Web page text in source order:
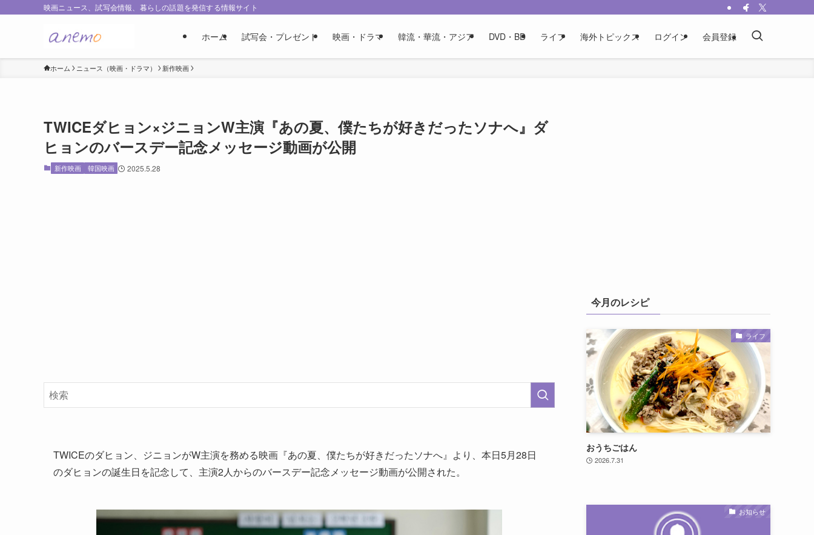
映画ニュース、試写会情報、暮らしの話題を発信する情報サイト
ホーム 試写会・プレゼント 映画・ドラマ 韓流・華流・アジア DVD・BD ライフ 海外トピックス ログイン 会員登録
ホーム ニュース（映画・ドラマ） 新作映画
TWICEダヒョン×ジニョンW主演『あの夏、僕たちが好きだったソナへ』ダ
ヒョンのバースデー記念メッセージ動画が公開
新作映画 韓国映画 2025.5.28
TWICEのダヒョン、ジニョンがW主演を務める映画『あの夏、僕たちが好きだったソナへ』より、本日5月28日
のダヒョンの誕生日を記念して、主演2人からのバースデー記念メッセージ動画が公開された。
今月のレシピ
ライフ
おうちごはん
2026.7.31
お知らせ